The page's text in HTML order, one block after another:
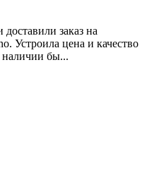
заказ на
Устроила цена и качество
наличии бы...